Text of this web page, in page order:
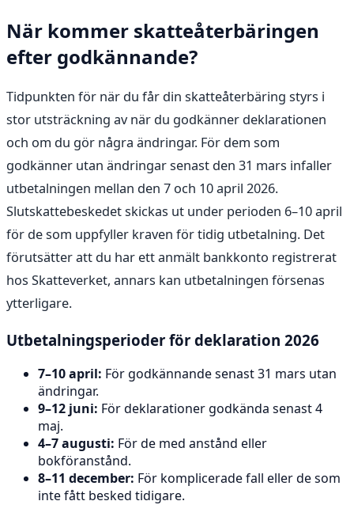
När kommer skatteåterbäringen
efter godkännande?
Tidpunkten för när du får din skatteåterbäring styrs i
stor utsträckning av när du godkänner deklarationen
och om du gör några ändringar. För dem som
godkänner utan ändringar senast den 31 mars infaller
utbetalningen mellan den 7 och 10 april 2026.
Slutskattebeskedet skickas ut under perioden 6–10 april
för de som uppfyller kraven för tidig utbetalning. Det
förutsätter att du har ett anmält bankkonto registrerat
hos Skatteverket, annars kan utbetalningen försenas
ytterligare.
Utbetalningsperioder för deklaration 2026
7–10 april: För godkännande senast 31 mars utan
ändringar.
9–12 juni: För deklarationer godkända senast 4
maj.
4–7 augusti: För de med anstånd eller
bokföranstånd.
8–11 december: För komplicerade fall eller de som
inte fått besked tidigare.